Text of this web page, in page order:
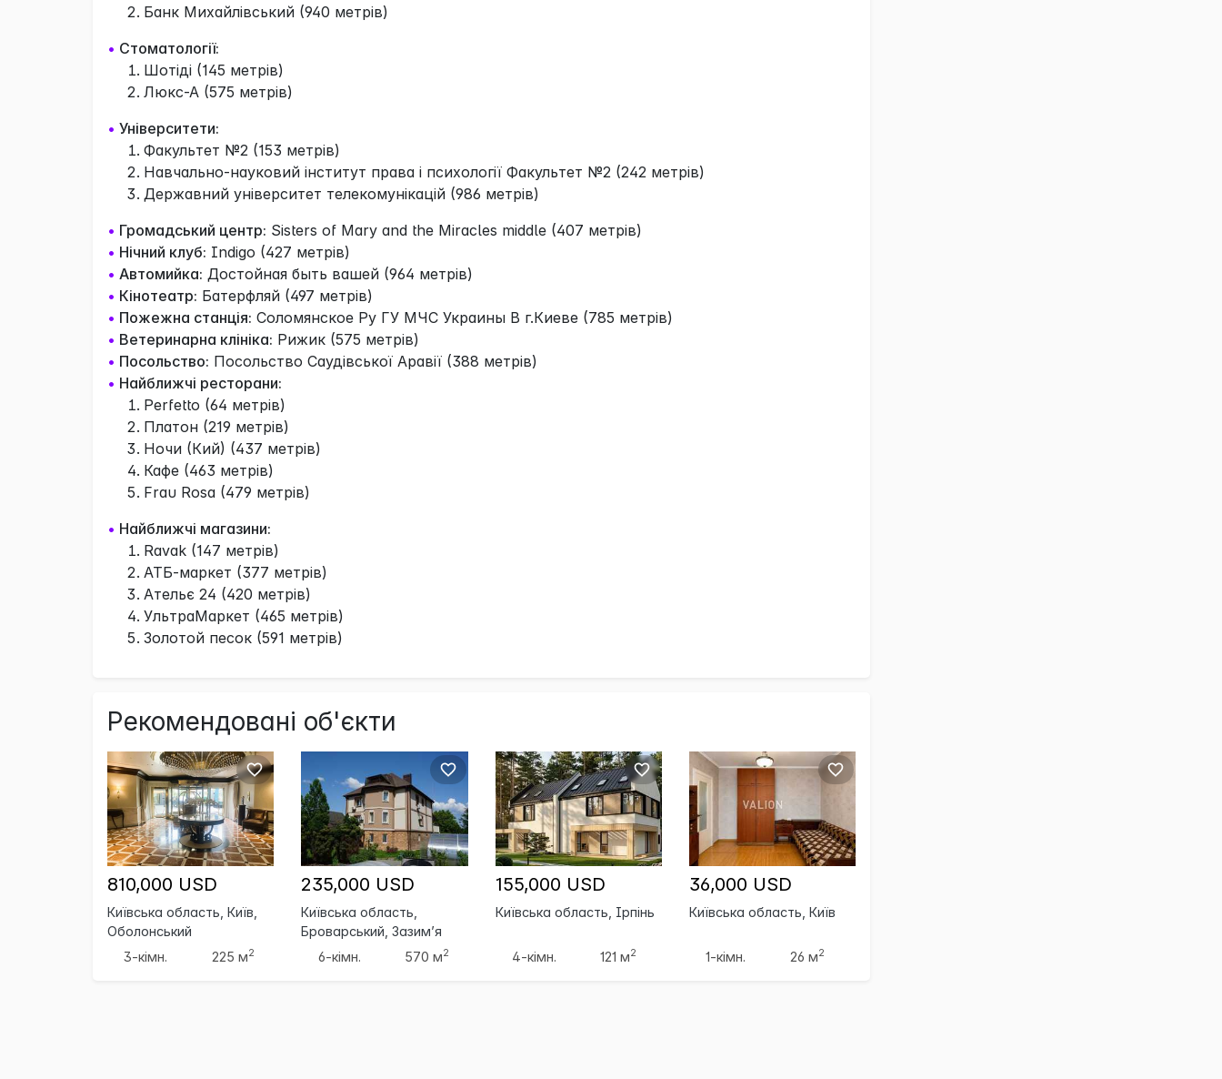
Банк Михайлівський (940 метрів)
• Стоматології:
Шотіді (145 метрів)
Люкс-А (575 метрів)
• Університети:
Факультет №2 (153 метрів)
Навчально-науковий інститут права і психології Факультет №2 (242 метрів)
Державний університет телекомунікацій (986 метрів)
• Громадський центр: Sisters of Mary and the Miracles middle (407 метрів)
• Нічний клуб: Indigo (427 метрів)
• Автомийка: Достойная быть вашей (964 метрів)
• Кінотеатр: Батерфляй (497 метрів)
• Пожежна станція: Соломянское Ру ГУ МЧС Украины В г.Киеве (785 метрів)
• Ветеринарна клініка: Рижик (575 метрів)
• Посольство: Посольство Саудівської Аравії (388 метрів)
• Найближчі ресторани:
Perfetto (64 метрів)
Платон (219 метрів)
Ночи (Кий) (437 метрів)
Кафе (463 метрів)
Frau Rosa (479 метрів)
• Найближчі магазини:
Ravak (147 метрів)
АТБ-маркет (377 метрів)
Ательє 24 (420 метрів)
УльтраМаркет (465 метрів)
Золотой песок (591 метрів)
Рекомендовані об'єкти
810,000 USD
Київська область, Київ,
Оболонський
3-кімн.
225 м2
235,000 USD
Київська область,
Броварський, Зазим’я
6-кімн.
570 м2
155,000 USD
Київська область, Ірпінь
4-кімн. 121 м2
36,000 USD
Київська область, Київ
1-кімн. 26 м2